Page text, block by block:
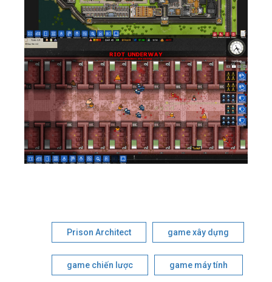
Prison Architect game xây dựng
game chiến lược game máy tính